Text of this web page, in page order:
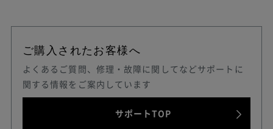
ご購入されたお客様へ
よくあるご質問、修理・故障に関してなどサポートに
関する情報をご案内しています
サポートTOP